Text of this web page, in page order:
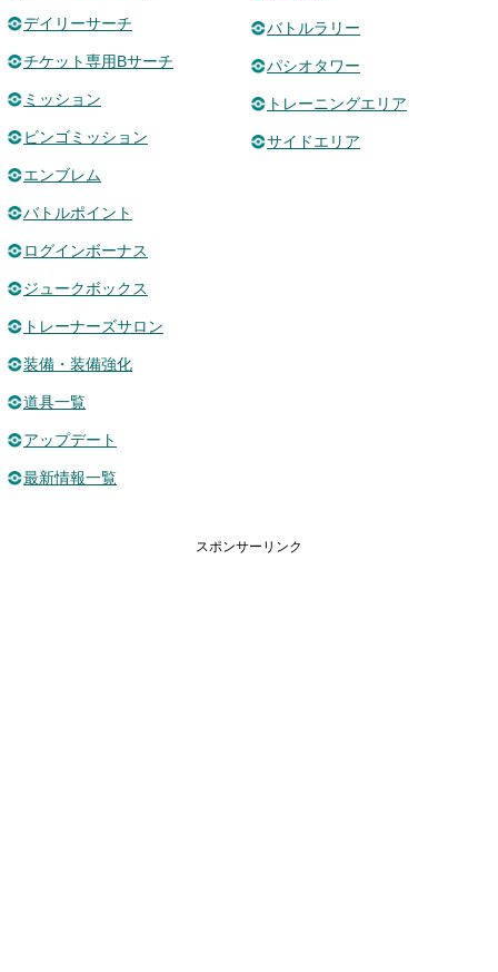
デイリーサーチ
チケット専用Bサーチ
ミッション
ビンゴミッション
エンブレム
バトルポイント
ログインボーナス
ジュークボックス
トレーナーズサロン
装備・装備強化
道具一覧
アップデート
最新情報一覧
バトルラリー
パシオタワー
トレーニングエリア
サイドエリア
スポンサーリンク